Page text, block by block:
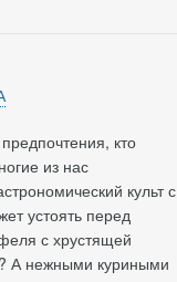
кто
из нас
культ с
устоять перед
с хрустящей
А нежными куриными